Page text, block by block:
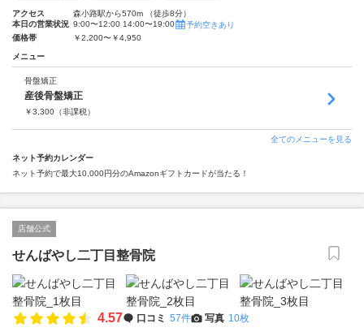
アクセス
森小路駅から570m （徒歩8分）
本日の営業状況 9:00〜12:00 14:00〜19:00
予約空きあり
価格帯
￥2,200〜￥4,950
メニュー
骨盤矯正
産後骨盤矯正
￥3,300 （非課税）
全てのメニューを見る
ネット予約カレンダー
ネット予約で最大10,000円分のAmazonギフトカードが当たる！
店舗公式
せんばやし二丁目整骨院
4.57 口コミ 57件 写真 10枚